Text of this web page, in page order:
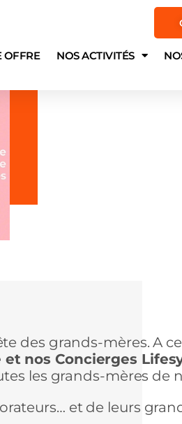
OFFRE NOS ACTIVITÉS
des grands-mères. A
nos Concierges
les grands-mères de
et de leurs